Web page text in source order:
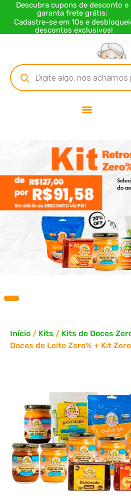
Descubra cupons de desconto e
garanta frete grátis:
Cadastre-se em 10s e
descontos exclusivos!
Início / Kits / Kits de Doces
Doces de Leite Zero% + Kit